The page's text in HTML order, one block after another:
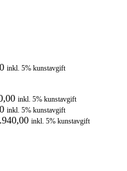
inkl. 5% kunstavgift
inkl. 5% kunstavgift
inkl. 5% kunstavgift
inkl. 5% kunstavgift